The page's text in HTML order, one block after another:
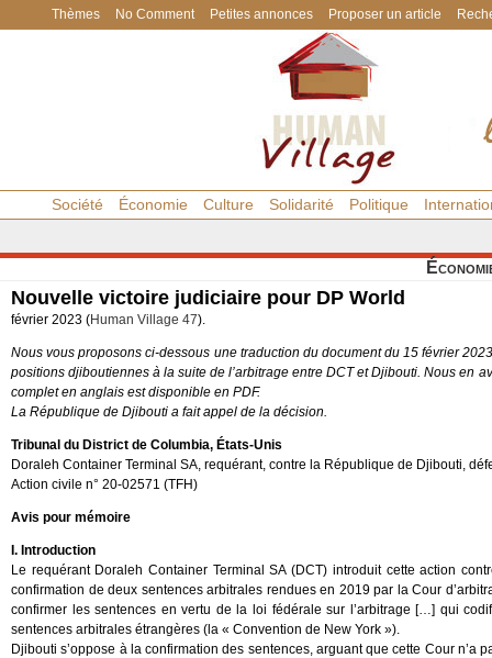
Thèmes No Comment Petites annonces Proposer un article
Société Économie Culture Solidarité Politique
Nouvelle victoire judiciaire pour DP World
février 2023 (Human Village 47).
Nous vous proposons ci-dessous une traduction du document du 15 février
positions djiboutiennes à la suite de l’arbitrage entre DCT et Djibouti. Nous en
complet en anglais est disponible en PDF.
La République de Djibouti a fait appel de la décision.
Tribunal du District de Columbia, États-Unis
Doraleh Container Terminal SA, requérant, contre la République de Djibouti,
Action civile n° 20-02571 (TFH)
Avis pour mémoire
I. Introduction
Le requérant Doraleh Container Terminal SA (DCT) introduit cette action
confirmation de deux sentences arbitrales rendues en 2019 par la Cour
confirmer les sentences en vertu de la loi fédérale sur l’arbitrage […] qui
sentences arbitrales étrangères (la « Convention de New York »).
Djibouti s’oppose à la confirmation des sentences, arguant que cette Cour